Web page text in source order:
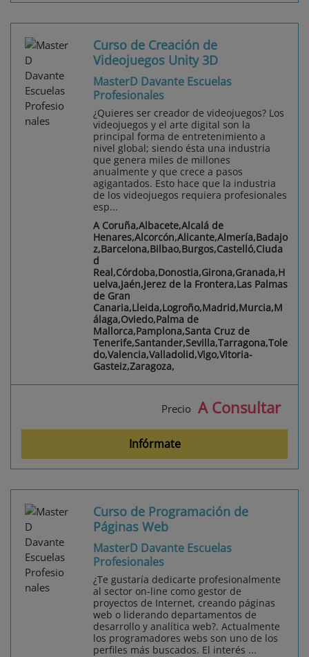
Curso de Creación de
Videojuegos Unity 3D
MasterD Davante Escuelas
Profesionales
¿Quieres ser creador de videojuegos? Los
videojuegos y el arte digital son la
principal forma de entretenimiento a
nivel global; siendo ésta una industria
que genera miles de millones
anualmente y que crece a pasos
agigantados. Esto hace que la industria
de los videojuegos requiera profesionales
esp...
A Coruña,Albacete,Alcalá de
Henares,Alcorcón,Alicante,Almería,Badajo
z,Barcelona,Bilbao,Burgos,Castelló,Ciuda
d
Real,Córdoba,Donostia,Girona,Granada,H
uelva,Jaén,Jerez de la Frontera,Las Palmas
de Gran
Canaria,Lleida,Logroño,Madrid,Murcia,M
álaga,Oviedo,Palma de
Mallorca,Pamplona,Santa Cruz de
Tenerife,Santander,Sevilla,Tarragona,Tole
do,Valencia,Valladolid,Vigo,Vitoria-
Gasteiz,Zaragoza,
Precio A Consultar
Infórmate
Curso de Programación de
Páginas Web
MasterD Davante Escuelas
Profesionales
¿Te gustaría dedicarte profesionalmente
al sector on-line como gestor de
proyectos de Internet, creando páginas
web o liderando departamentos de
desarrollo y analítica web?. Actualmente
los programadores webs son uno de los
perfiles más buscados. El interés ...